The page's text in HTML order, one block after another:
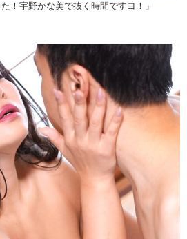
！宇野かな美で抜く時間ですヨ！」